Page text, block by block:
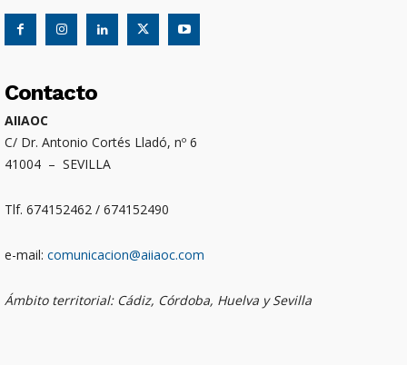
Contacto
AIIAOC
C/ Dr. Antonio Cortés Lladó, nº 6
41004 – SEVILLA
Tlf. 674152462 / 674152490
e-mail: comunicacion@aiiaoc.com
Ámbito territorial: Cádiz, Córdoba, Huelva y Sevilla